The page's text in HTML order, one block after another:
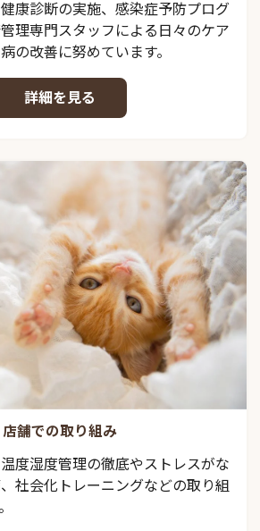
康診断の実施、感染症予防プログ
理専門スタッフによる日々のケア
の改善に努めています。
詳細を見る
店舗での取り組み
度湿度管理の徹底やストレスがな
社会化トレーニングなどの取り組